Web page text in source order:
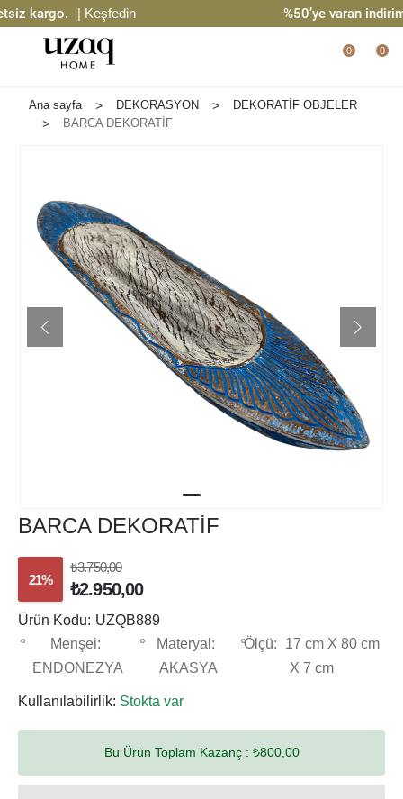
kargo. | Keşfedin %50’ye varan indirim
0 0
Ana sayfa > DEKORASYON > DEKORATİF OBJELER
> BARCA DEKORATİF
BARCA DEKORATİF
21%
₺3.750,00
₺2.950,00
Ürün Kodu: UZQB889
Menşei:
ENDONEZYA
Materyal:
AKASYA
Ölçü:
17 cm X 80 cm
X 7 cm
Kullanılabilirlik: Stokta var
Bu Ürün Toplam Kazanç : ₺800,00